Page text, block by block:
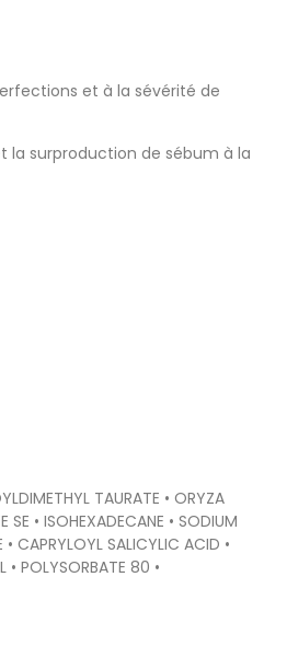
et à la sévérité de
la surproduction de sébum à la
TAURATE • ORYZA
• ISOHEXADECANE • SODIUM
CAPRYLOYL SALICYLIC ACID •
• POLYSORBATE 80 •